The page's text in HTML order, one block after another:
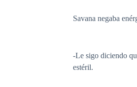
Savana negaba
-Le sigo diciendo
estéril.